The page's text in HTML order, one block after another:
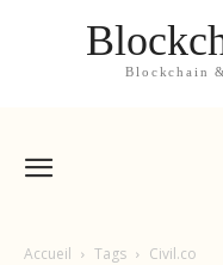
Blockchain
Accueil Tags Civil.co